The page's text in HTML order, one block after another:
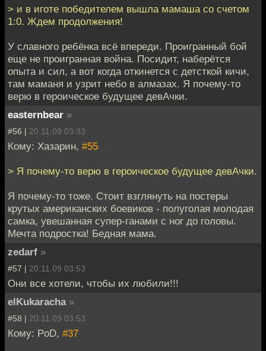
> и в иготе победителем вышла мамаша со счетом
1:0. Ждем продолжения!
У славного ребёнка всё впереди. Проигранный бой
еще не проигранная война. Посидит, наберётся
опыта и сил, а вот когда откинется с детсткой кичи,
там маманя и узрит небо в алмазах. Я почему-то
верю в героическое будущее девАчки.
easternbear »
#56 | 20.11.09 03:33
Кому: Хазарин, #55
> Я почему-то верю в героическое будущее девАчки.
Я почему-то тоже. Стоит взглянуть на постеры
крутых американских боевиков - полуголая молодая
самка, увешанная супер-ганами с ног до головы.
Мечта подростка! Бедная мама.
zedarf »
#57 | 20.11.09 03:53
Они все хотели, чтобы их любили!!!
elKukaracha »
#58 | 20.11.09 03:53
Кому: PoD, #37